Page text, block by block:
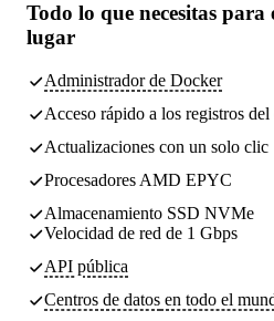
Todo lo que necesitas para
lugar
Administrador de Docker
Acceso rápido a los registros
Actualizaciones con un solo clic
Procesadores AMD EPYC
Almacenamiento SSD NVMe
Velocidad de red de 1 Gbps
API pública
Centros de datos en todo el